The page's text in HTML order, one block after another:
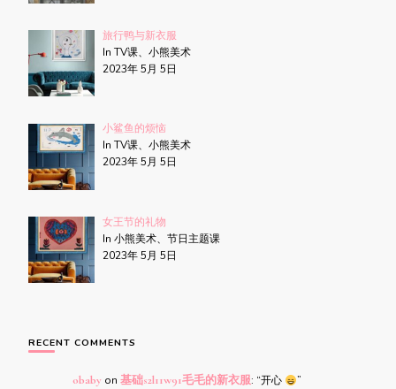
旅行鸭与新衣服
In TV课、小熊美术
2023年 5月 5日
小鲨鱼的烦恼
In TV课、小熊美术
2023年 5月 5日
女王节的礼物
In 小熊美术、节日主题课
2023年 5月 5日
RECENT COMMENTS
obaby on 基础s2l11w91毛毛的新衣服: “开心 ”